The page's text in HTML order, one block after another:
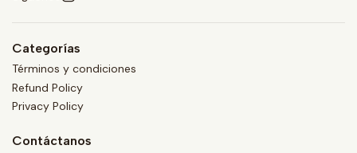
Categorías
Términos y condiciones
Refund Policy
Privacy Policy
Contáctanos